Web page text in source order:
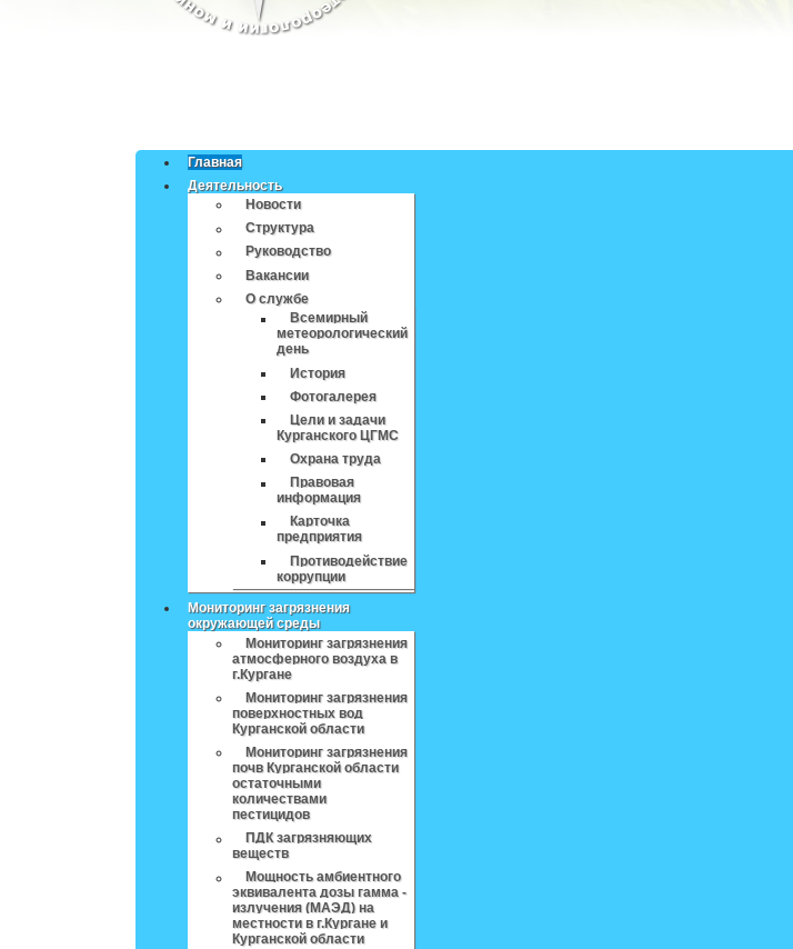
Главная
Деятельность
Новости
Структура
Руководство
Вакансии
О службе
Всемирный
метеорологический
день
История
Фотогалерея
Цели и задачи
Курганского ЦГМС
Охрана труда
Правовая
информация
Карточка
предприятия
Противодействие
коррупции
Мониторинг загрязнения
окружающей среды
Мониторинг загрязнения
атмосферного воздуха в
г.Кургане
Мониторинг загрязнения
поверхностных вод
Курганской области
Мониторинг загрязнения
почв Курганской области
остаточными
количествами
пестицидов
ПДК загрязняющих
веществ
Мощность амбиентного
эквивалента дозы гамма -
излучения (МАЭД) на
местности в г.Кургане и
Курганской области